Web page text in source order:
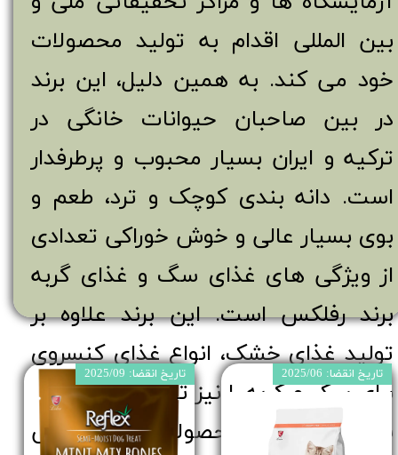
بین المللی اقدام به تولید محصولات
خود می کند. به همین دلیل، این برند
در بین صاحبان حیوانات خانگی در
ترکیه و ایران بسیار محبوب و پرطرفدار
است. دانه بندی کوچک و ترد، طعم و
بوی بسیار عالی و خوش خوراکی تعدادی
از ویژگی های غذای سگ و غذای گربه
برند رفلکس است. این برند علاوه بر
تولید غذای خشک، انواع غذای کنسروی
برای سگ و گربه را نیز تولید می کند.
شما می توانید محصولات برند رفلکس
تاریخ انقضا: 2025/06 تاریخ انقضا: 2025/09